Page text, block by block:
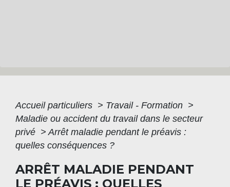
Accueil particuliers > Travail - Formation >
Maladie ou accident du travail dans le secteur
privé > Arrêt maladie pendant le préavis :
quelles conséquences ?
ARRÊT MALADIE PENDANT
LE PRÉAVIS : QUELLES